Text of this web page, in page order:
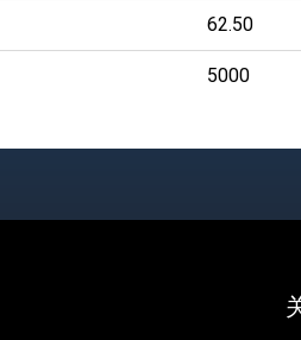
62.50
5000